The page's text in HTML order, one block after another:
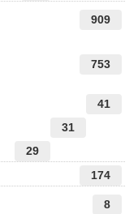
909
753
41
31
29
174
8